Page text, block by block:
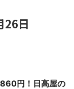
26日
円！日高屋の